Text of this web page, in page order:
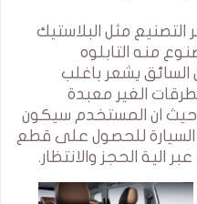
مثل البلاستيك
منه التابلوه
يشعر باغلب
الغير معبدة
حيث ان المستخدم سيكون
للحصول على قطع
الية الحجز والانتظار.